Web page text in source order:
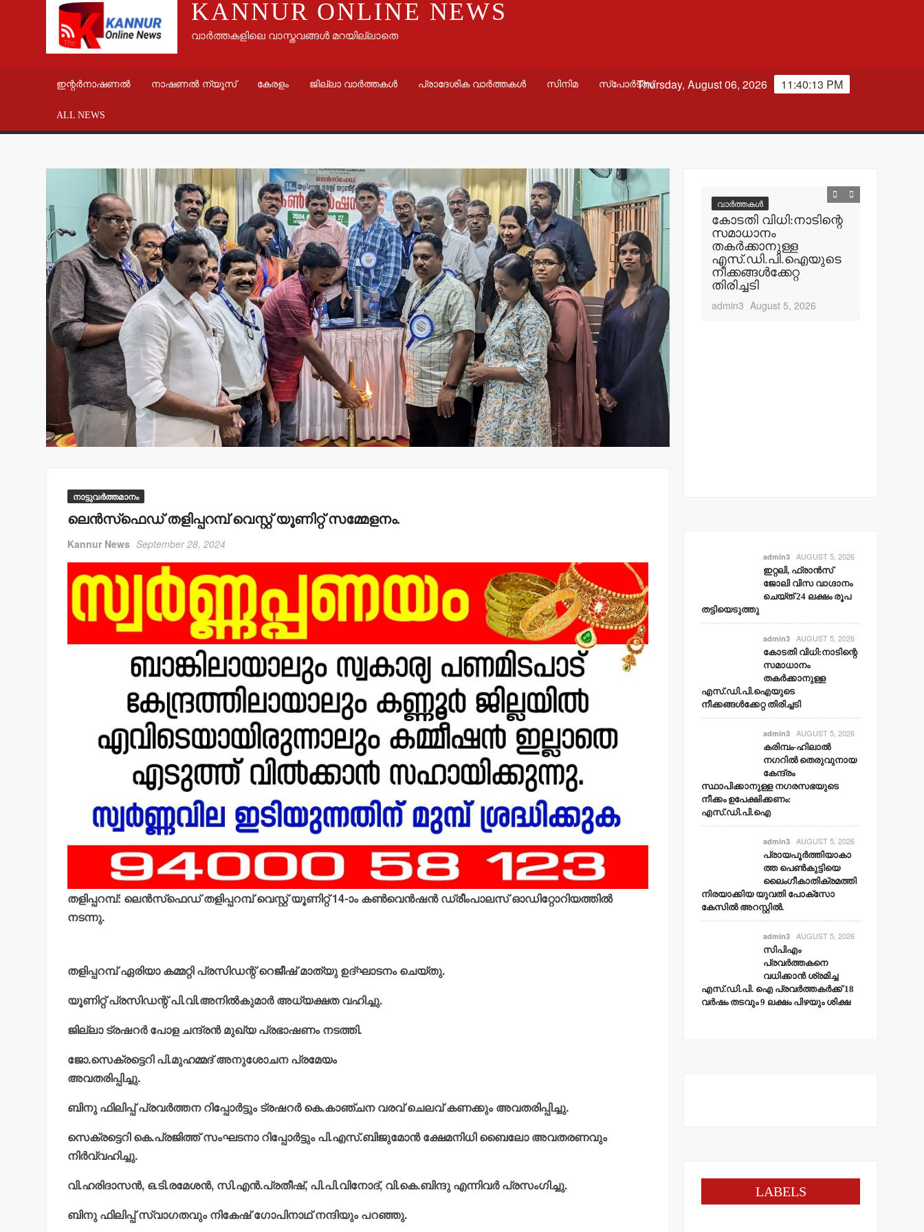
KANNUR ONLINE NEWS
വാർത്തകളിലെ വാസ്തവങ്ങൾ മറയില്ലാതെ
ഇന്റർനാഷണൽ നാഷണൽ ന്യൂസ് കേരളം ജില്ലാ വാർത്തകൾ പ്രാദേശിക വാർത്തകൾ സിനിമ സ്പോർട്സ്
ALL NEWS
11:40:14 PM
Thursday, August 06, 2026
നാട്ടുവർത്തമാനം
ലെന്‍സ്‌ഫെഡ് തളിപ്പറമ്പ് വെസ്റ്റ് യൂണിറ്റ് സമ്മേളനം.
Kannur News September 28, 2024
തളിപ്പറമ്പ്: ലെന്‍സ്‌ഫെഡ് തളിപ്പറമ്പ് വെസ്റ്റ് യൂണിറ്റ് 14-ാം കണ്‍വെന്‍ഷന്‍ ഡ്രീംപാലസ് ഓഡിറ്റോറിയത്തില്‍
നടന്നു.
തളിപ്പറമ്പ് ഏരിയാ കമ്മറ്റി പ്രസിഡന്റ് റെജീഷ് മാത്യു ഉദ്ഘാടനം ചെയ്തു.
യൂണിറ്റ് പ്രസിഡന്റ് പി.വി.അനില്‍കുമാര്‍ അധ്യക്ഷത വഹിച്ചു.
ജില്ലാ ട്രഷറര്‍ പോള ചന്ദ്രന്‍ മുഖ്യ പ്രഭാഷണം നടത്തി.
ജോ.സെക്രട്ടെറി പി.മുഹമ്മദ് അനുശോചന പ്രമേയം
അവതരിപ്പിച്ചു.
ബിനു ഫിലിപ്പ് പ്രവര്‍ത്തന റിപ്പോര്‍ട്ടും ട്രഷറര്‍ കെ.കാഞ്ചന വരവ് ചെലവ് കണക്കും അവതരിപ്പിച്ചു.
സെക്രട്ടെറി കെ.പ്രജിത്ത് സംഘടനാ റിപ്പോര്‍ട്ടും പി.എസ്.ബിജുമോന്‍ ക്ഷേമനിധി ബൈലോ അവതരണവും
നിര്‍വ്വഹിച്ചു.
വി.ഹരിദാസന്‍, ഒ.ടി.രമേശന്‍, സി.എന്‍.പ്രതീഷ്, പി.പി.വിനോദ്, വി.കെ.ബിന്ദു എന്നിവര്‍ പ്രസംഗിച്ചു.
ബിനു ഫിലിപ്പ് സ്വാഗതവും നികേഷ് ഗോപിനാഥ് നന്ദിയും പറഞ്ഞു.
വാർത്തകൾ
സിപിഎം
പ്രവര്‍ത്തകനെ
വധിക്കാന്‍ ശ്രമിച്ച
എസ്.ഡി.പി. ഐ
പ്രവര്‍ത്തകര്‍ക്ക് 18
വര്‍ഷം തടവും 9 ലക്ഷം
പിഴയും ശിക്ഷ
admin3
August 5, 2026
വാർത്തകൾ
ഇറ്റലി, ഫ്രാന്‍സ് ജോലി
വിസ വാഗ്ദാനം ചെയ്ത്
24 ലക്ഷം രൂപ
തട്ടിയെടുത്തു
admin3 August 5, 2026
വാർത്തകൾ
കോടതി വിധി:നാടിന്റെ
സമാധാനം
തകര്‍ക്കാനുള്ള
എസ്.ഡി.പി.ഐയുടെ
നീക്കങ്ങള്‍ക്കേറ്റ
തിരിച്ചടി
admin3 August 5, 2026
admin3 AUGUST 5, 2026
ഇറ്റലി, ഫ്രാന്‍സ്
ജോലി വിസ വാഗ്ദാനം
ചെയ്ത് 24 ലക്ഷം രൂപ
തട്ടിയെടുത്തു
admin3 AUGUST 5, 2026
കോടതി വിധി:നാടിന്റെ
സമാധാനം
തകര്‍ക്കാനുള്ള
എസ്.ഡി.പി.ഐയുടെ
നീക്കങ്ങള്‍ക്കേറ്റ തിരിച്ചടി
admin3 AUGUST 5, 2026
കരിമ്പം-ഹിലാല്‍
നഗറില്‍ തെരുവുനായ
കേന്ദ്രം
സ്ഥാപിക്കാനുള്ള നഗരസഭയുടെ
നീക്കം ഉപേക്ഷിക്കണം:
എസ്.ഡി.പി.ഐ
admin3 AUGUST 5, 2026
പ്രായപൂര്‍ത്തിയാകാ
ത്ത പെണ്‍കുട്ടിയെ
ലൈംഗീകാതിക്രമത്തി
നിരയാക്കിയ യുവതി പോക്‌സോ
കേസില്‍ അറസ്റ്റില്‍.
admin3 AUGUST 5, 2026
സിപിഎം
പ്രവര്‍ത്തകനെ
വധിക്കാന്‍ ശ്രമിച്ച
എസ്.ഡി.പി. ഐ പ്രവര്‍ത്തകര്‍ക്ക് 18
വര്‍ഷം തടവും 9 ലക്ഷം പിഴയും ശിക്ഷ
LABELS